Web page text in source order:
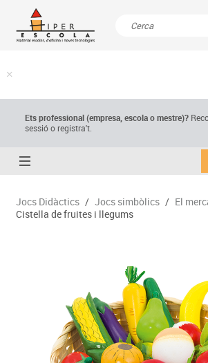
Ets professional (empresa,escola o mestre)?
sessió o registra't.
Jocs Didàctics / Jocs simbòlics / El
Cistella de fruites i llegums